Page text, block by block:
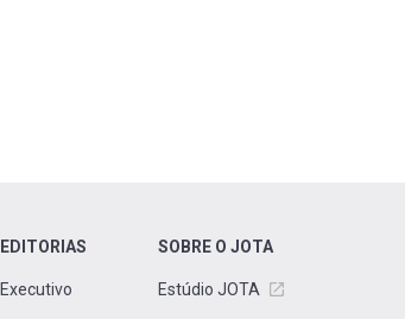
EDITORIAS
Executivo
SOBRE O JOTA
Estúdio JOTA